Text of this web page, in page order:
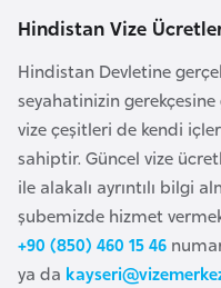
Hindistan Vize
Hindistan Devletine
seyahatinizin
vize çeşitleri de kendi
sahiptir. Güncel vize
ile alakalı ayrıntılı bilgi
şubemizde hizmet
+90 (850) 460 15 46
ya da
t
i
k
K
o
n
g
o